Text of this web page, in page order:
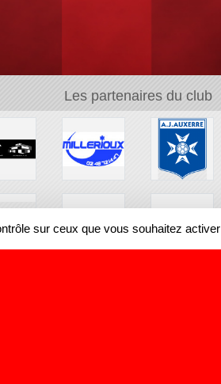
Les partenaires du club
sur ceux que vous souhaitez activer